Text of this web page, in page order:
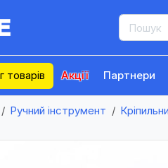
товарів Акції Партнери
Ручний інструмент